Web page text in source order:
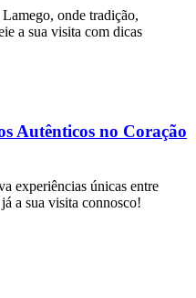
onde tradição,
a sua visita com dicas
Autênticos no Coração
experiências únicas entre
a sua visita connosco!